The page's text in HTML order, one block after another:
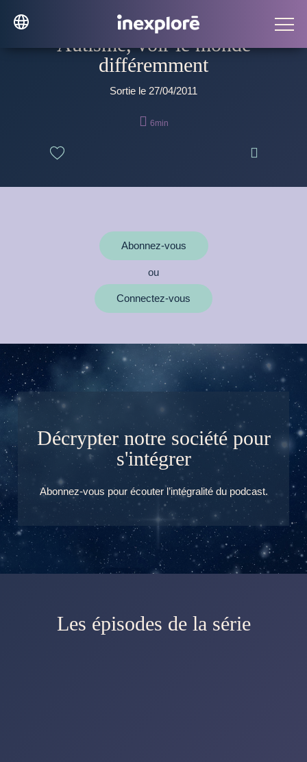
Autisme, voir le monde
différemment
Sortie le 27/04/2011
 6min

Abonnez-vous
ou
Connectez-vous
Décrypter notre société pour
s'intégrer
Abonnez-vous pour écouter l’intégralité du podcast.
Les épisodes de la série